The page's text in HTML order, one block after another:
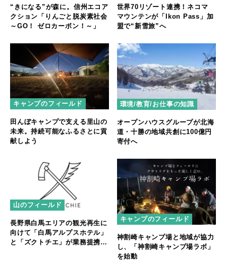
“きになる”が森に。信州エコア
クション「りんごと脱炭素社会
～GO！ ゼロカーボン！～」
世界70リゾート連携！ネコマ
マウンテンが「Ikon Pass」加
盟で“新雪旅”へ
キャンプのフィールド
田んぼキャンプで支える里山の
未来。持続可能なふるさとに貢
献しよう
環境/教育/お仕事の知識
オープンハウスグループが北海
道・十勝の地域共創に100億円
寄付へ
山のフィールド
長野県白馬エリアの観光再生に
向けて「白馬アルプスホテル」
と「ズクトチエ」が業務提携開
キャンプのフィールド
神割崎キャンプ場と地域が協力
し、「神割崎キャンプ場ラボ」
を始動